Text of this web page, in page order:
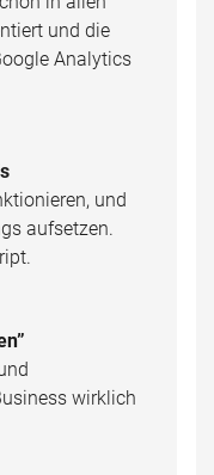
und die
Analytics
und
aufsetzen.
wirklich